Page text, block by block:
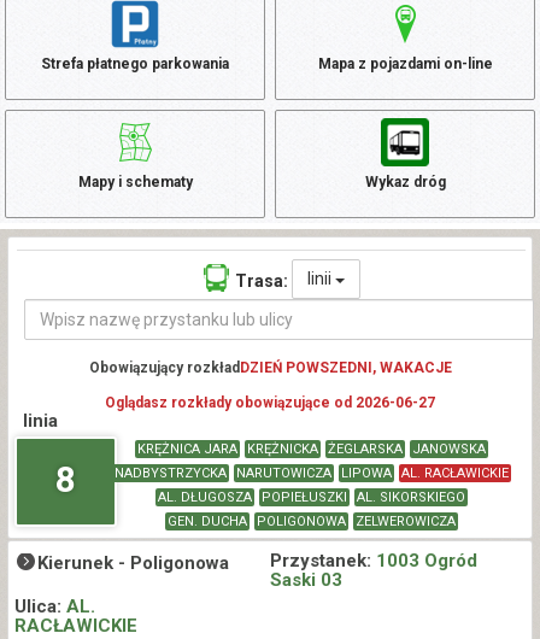
Strefa płatnego parkowania Mapa z pojazdami on-line
Mapy i schematy Wykaz dróg
Trasa: linii
Obowiązujący rozkład DZIEŃ POWSZEDNI, WAKACJE
Oglądasz rozkłady obowiązujące od 2026-06-27
linia
8
KRĘŻNICA JARA KRĘŻNICKA ŻEGLARSKA
JANOWSKA
NADBYSTRZYCKA
NARUTOWICZA LIPOWA
AL. RACŁAWICKIE
AL. DŁUGOSZA
POPIEŁUSZKI
AL. SIKORSKIEGO
GEN. DUCHA
POLIGONOWA ZELWEROWICZA
Kierunek - Poligonowa Przystanek: 1003 Ogród
Saski 03
Ulica: AL.
RACŁAWICKIE